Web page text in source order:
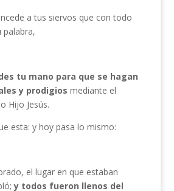
a tus siervos que con todo
palabra,
tu mano para que se hagan
y prodigios mediante el
Hijo Jesús.
esta: y hoy pasa lo mismo:
el lugar en que estaban
y todos fueron llenos del